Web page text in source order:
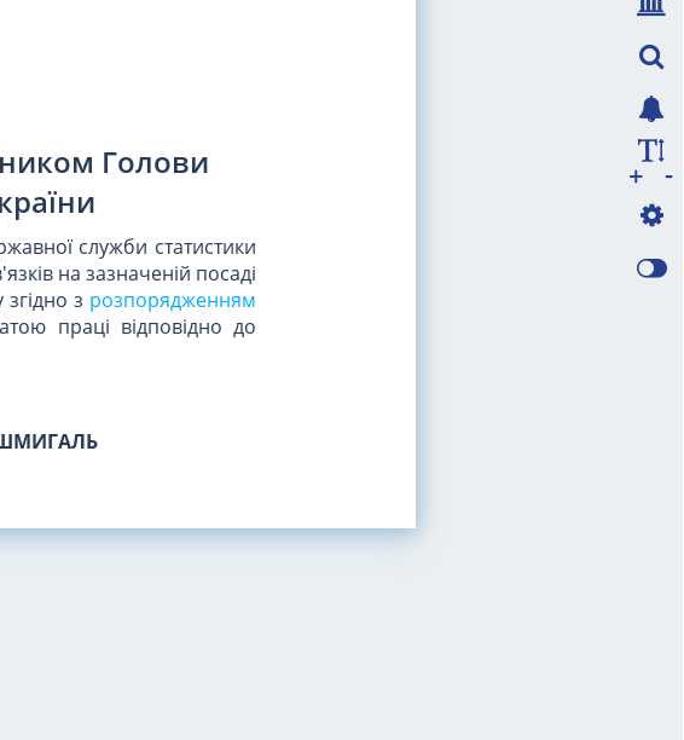
Голови
служби статистики
на зазначеній посаді
з розпорядженням
праці відповідно до
-
+